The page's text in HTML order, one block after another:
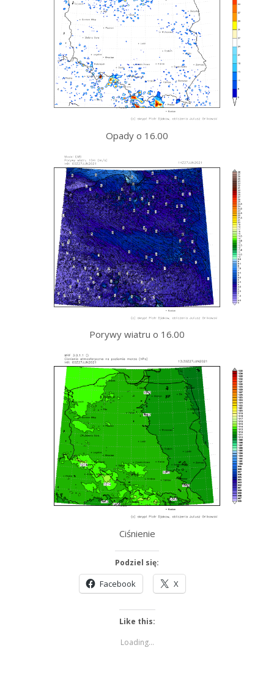
Opady o 16.00
Porywy wiatru o 16.00
Ciśnienie
Podziel się:
Facebook X
Like this:
Loading...